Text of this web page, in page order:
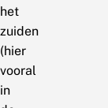
het
zuiden
(hier
vooral
in